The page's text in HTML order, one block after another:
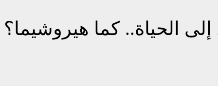
الحياة.. كما هيروشيما؟